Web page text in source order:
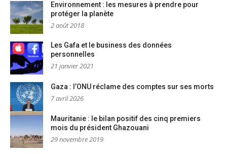
Environnement : les mesures à prendre pour
protéger la planète
2 août 2018
Les Gafa et le business des données
personnelles
21 janvier 2021
Gaza : l’ONU réclame des comptes sur ses morts
7 avril 2026
Mauritanie : le bilan positif des cinq premiers
mois du président Ghazouani
29 novembre 2019